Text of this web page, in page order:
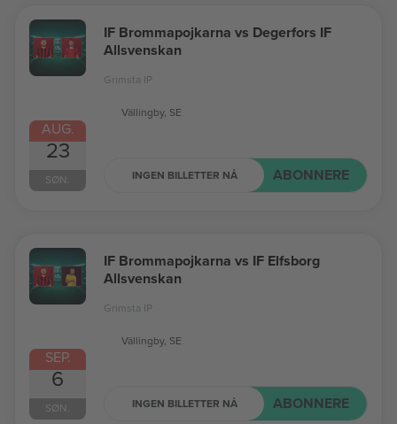
AUG.
23
SØN.
IF Brommapojkarna vs Degerfors IF
Allsvenskan
Grimsta IP
Vällingby, SE
INGEN BILLETTER NÅ ABONNERE
SEP.
6
SØN.
IF Brommapojkarna vs IF Elfsborg
Allsvenskan
Grimsta IP
Vällingby, SE
INGEN BILLETTER NÅ ABONNERE